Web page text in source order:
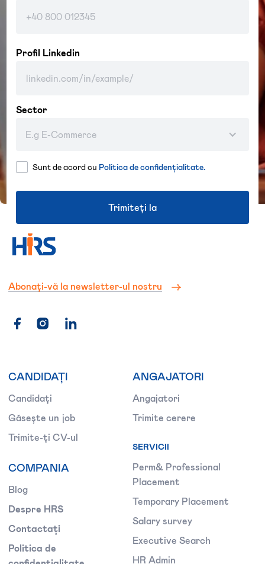
Profil Linkedin
Sector
E.g E-Commerce
Sunt de acord cu Politica de confidențialitate.
Abonați-vă la newsletter-ul nostru
CANDIDAȚI
Candidați
Găsește un job
Trimite-ți CV-ul
COMPANIA
Blog
Despre HRS
Contactați
Politica de
ANGAJATORI
Angajatori
Trimite cerere
SERVICII
Perm& Professional
Placement
Temporary Placement
Salary survey
Executive Search
HR Admin